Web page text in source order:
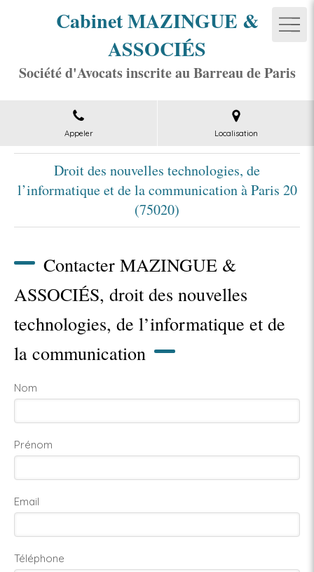
Cabinet MAZINGUE &
ASSOCIÉS
Société d'Avocats inscrite au Barreau de Paris
Appeler Localisation
Droit des nouvelles technologies, de
l’informatique et de la communication à Paris 20
(75020)
Contacter MAZINGUE &
ASSOCIÉS, droit des nouvelles
technologies, de l’informatique et de
la communication
Nom
Prénom
Email
Téléphone